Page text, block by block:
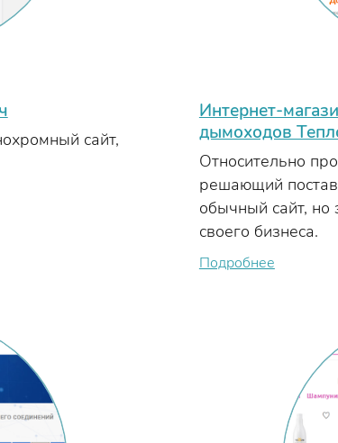
сайт,
Интернет-
дымоходов
Относительно
решающий
обычный сайт, но
своего бизнеса.
Подробнее